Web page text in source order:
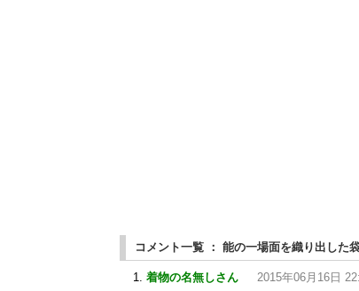
コメント一覧 ： 能の一場面を織り出した
着物の名無しさん 2015年06月16日